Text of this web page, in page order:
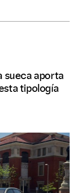
sueca aporta
tipología